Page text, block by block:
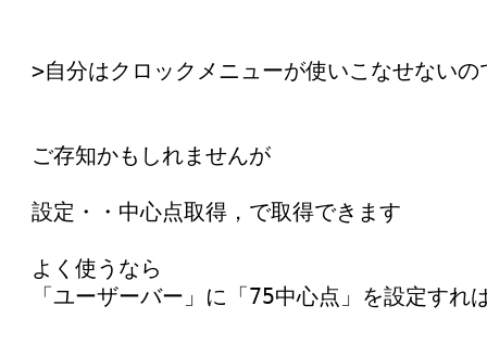
>自分はクロックメニューが使いこなせないの
ご存知かもしれませんが
設定・・中心点取得，で取得できます
よく使うなら
「ユーザーバー」に「75中心点」を設定すれ